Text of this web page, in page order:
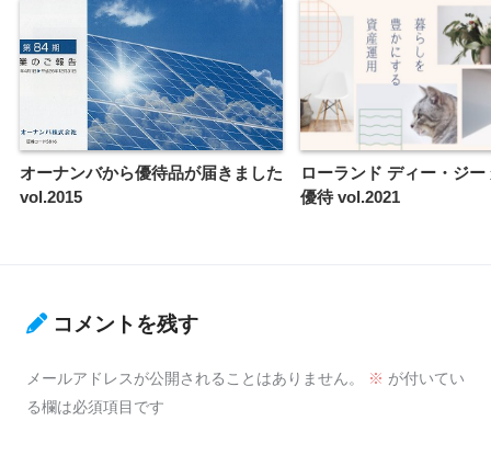
オーナンバから優待品が届きました
vol.2015
ローランド ディー・ジー
優待 vol.2021
コメントを残す
メールアドレスが公開されることはありません。 ※ が付いてい
る欄は必須項目です